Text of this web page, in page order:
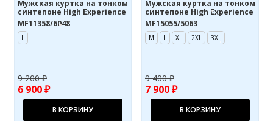
Мужская куртка на тонком
синтепоне High Experience
MF11358/6048
L
9 200 ₽
6 900 ₽
В КОРЗИНУ
Мужская куртка на тонком
синтепоне High Experience
MF15055/5063
M L XL 2XL 3XL
9 400 ₽
7 900 ₽
В КОРЗИНУ